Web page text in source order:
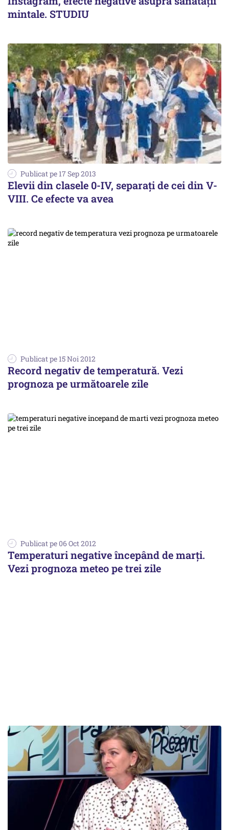
mintale. STUDIU
Publicat pe 17 Sep 2013
Elevii din clasele 0-IV, separați de cei din V-
VIII. Ce efecte va avea
Publicat pe 15 Noi 2012
Record negativ de temperatură. Vezi
prognoza pe următoarele zile
Publicat pe 06 Oct 2012
Temperaturi negative începând de marți.
Vezi prognoza meteo pe trei zile